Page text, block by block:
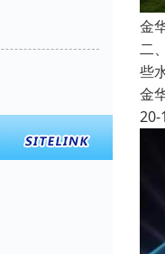
金
二
些
金
20-